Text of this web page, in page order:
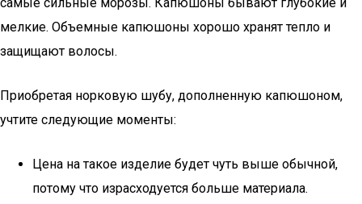
мелкие. Объемные капюшоны хорошо хранят тепло и
защищают волосы.
Приобретая норковую шубу, дополненную капюшоном,
учтите следующие моменты:
Цена на такое изделие будет чуть выше обычной,
потому что израсходуется больше материала.